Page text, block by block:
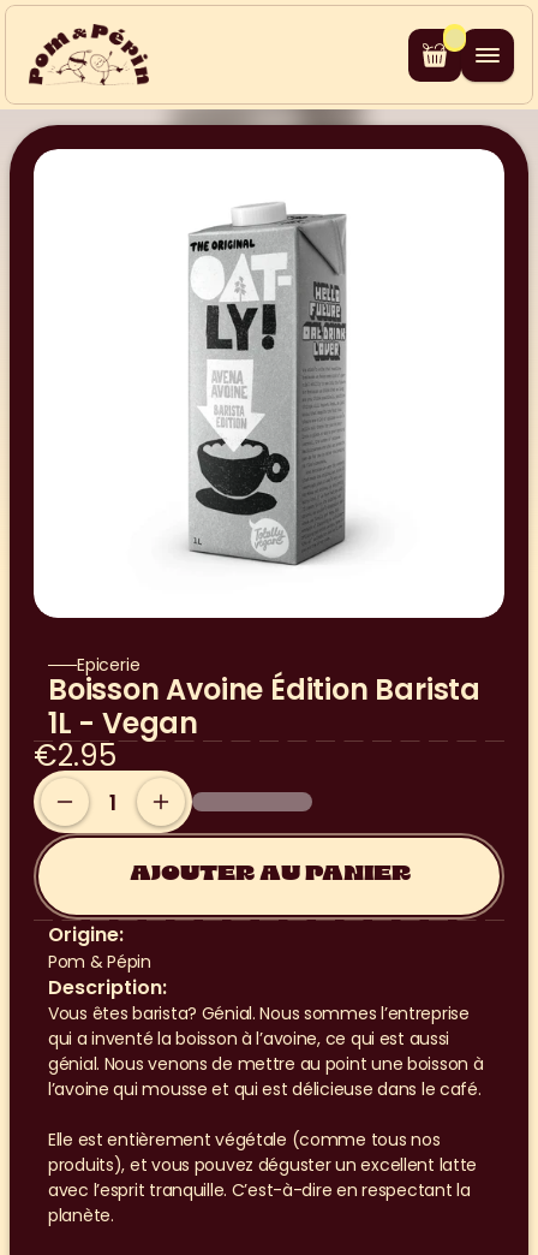
Epicerie
Boisson Avoine Édition Barista
1L - Vegan
€2.95
AJOUTER AU PANIER
Origine:
Pom & Pépin
Description:
Vous êtes barista? Génial. Nous sommes l’entreprise
qui a inventé la boisson à l’avoine, ce qui est aussi
génial. Nous venons de mettre au point une boisson à
l’avoine qui mousse et qui est délicieuse dans le café.
Elle est entièrement végétale (comme tous nos
produits), et vous pouvez déguster un excellent latte
avec l’esprit tranquille. C’est-à-dire en respectant la
planète.